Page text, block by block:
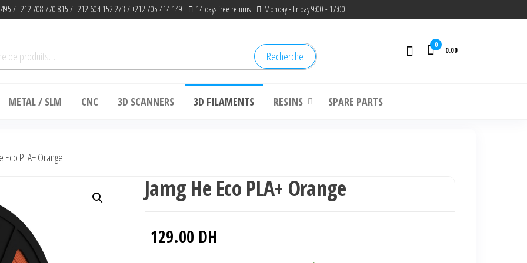
/ +212 708 770 815 / +212 604 152 273 / +212 705 414 149 14 days free returns Monday - Friday 9:00 - 17:00
Recherche
0
0.00
METAL / SLM CNC 3D SCANNERS 3D FILAMENTS RESINS SPARE PARTS
Eco PLA+ Orange
Jamg He Eco PLA+ Orange
129.00 DH